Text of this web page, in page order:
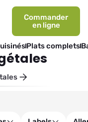
Commander
en ligne
Plats complets